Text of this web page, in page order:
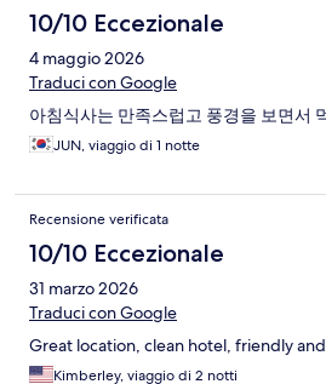
10/10 Eccezionale
4 maggio 2026
Traduci con Google
아침식사는 만족스럽고 풍경을 보면서
JUN, viaggio di 1 notte
Recensione verificata
10/10 Eccezionale
31 marzo 2026
Traduci con Google
Great location, clean hotel, friendly
Kimberley, viaggio di 2 notti